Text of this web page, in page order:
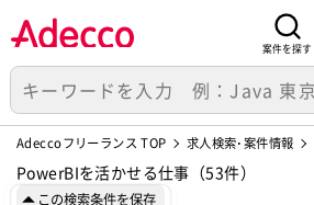
案件を探す
Adeccoフリーランス TOP 求人検索･案件情報
PowerBIを活かせる仕事（53件）
この検索条件を保存